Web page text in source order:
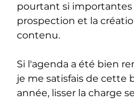
pourtant si importantes
prospection et la
contenu.
Si l'agenda a été bien
je me satisfais de cette
année, lisser la charge